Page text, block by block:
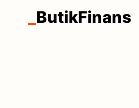
ButikFinans